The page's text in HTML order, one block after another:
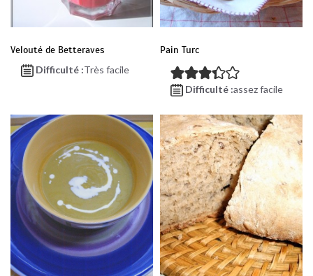
Velouté de Betteraves
Difficulté :Très facile
Pain Turc
Difficulté :assez facile